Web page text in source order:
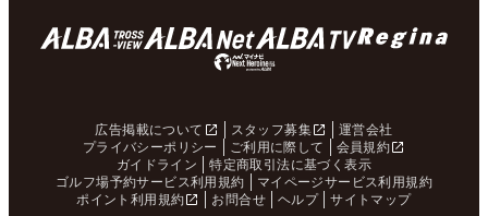
広告掲載について スタッフ募集
運営会社
プライバシーポリシー
ご利用に際して
会員規約
ガイドライン
特定商取引法に基づく表示
ゴルフ場予約サービス利用規約
マイページサービス利用規約
ポイント利用規約
お問合せ ヘルプ サイトマップ